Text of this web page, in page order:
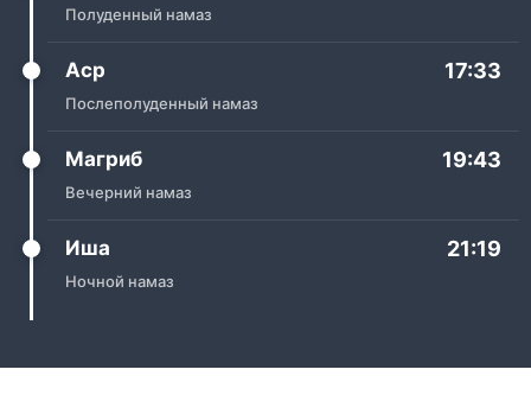
Полуденный намаз
Аср 17:33
Послеполуденный намаз
Магриб 19:43
Вечерний намаз
Иша 21:19
Ночной намаз